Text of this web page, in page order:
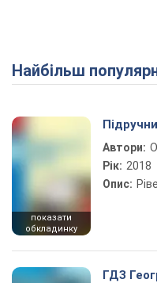
Найбільш
показати
обкладинку
Автори:
Рік: 2018
Опис:
ГДЗ